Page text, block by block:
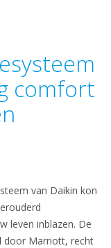
comfort
van Daikin kon
leven inblazen. De
door Marriott, recht